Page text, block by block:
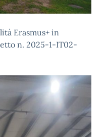
Erasmus+ in
n. 2025-1-IT02-